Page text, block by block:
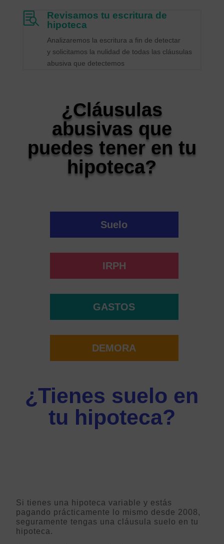

Revisamos tu escritura de
hipoteca
Analizaremos la escritura a fin de detectar
y solicitamos la nulidad de todas las cláusulas
abusiva que detectemos
¿Cláusulas
abusivas que
puedes tener en tu
hipoteca?
Suelo
IRPH
GASTOS
DEMORA
¿Tienes suelo en
tu hipoteca?
Si tienes una hipoteca variable y estás
pagando prácticamente lo mismo desde 2008,
seguramente tengas una cláusula suelo en tu
hipoteca.